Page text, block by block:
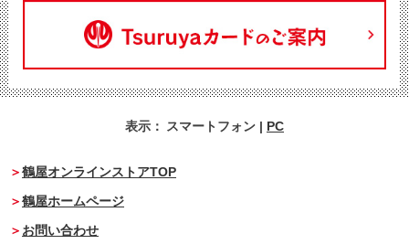
表示： スマートフォン | PC
鶴屋オンラインストアTOP
鶴屋ホームページ
お問い合わせ